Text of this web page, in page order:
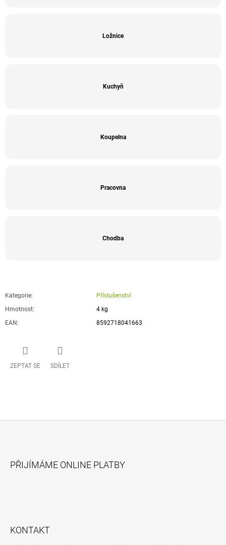
Ložnice
Kuchyň
Koupelna
Pracovna
Chodba
Kategorie:
Příslušenství
Hmotnost:
4 kg
EAN : 8592718041663
ZEPTAT SE SDÍLET
PŘIJÍMÁME ONLINE PLATBY
KONTAKT